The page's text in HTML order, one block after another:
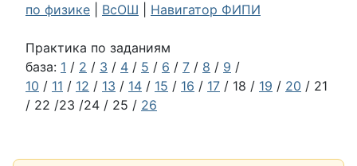
по физике
ВсОШ Навигатор ФИПИ
Практика по заданиям
база: 1 / 2 / 3 / 4 / 5 / 6 / 7 / 8 / 9 /
10 / 11 / 12 / 13 / 14 / 15 / 16 / 17 / 18 / 19 / 20 / 21
/ 22 /23 /24 / 25 / 26